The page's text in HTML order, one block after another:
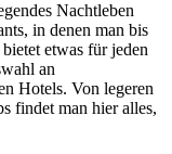
Nachtleben
in denen man bis
etwas für jeden
an
Hotels. Von legeren
findet man hier alles,